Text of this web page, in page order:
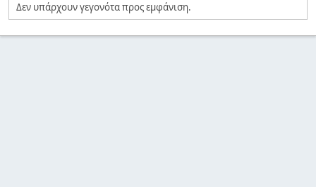
Δεν υπάρχουν γεγονότα προς εμφάνιση.